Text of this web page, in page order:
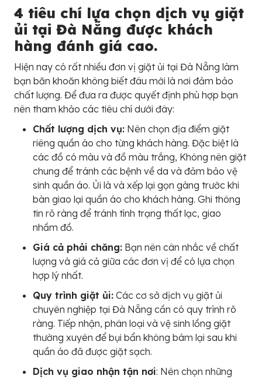
4 tiêu chí lựa chọn dịch vụ giặt
ủi tại Đà Nẵng được khách
hàng đánh giá cao.
Hiện nay có rất nhiều đơn vị giặt ủi tại Đà Nẵng làm
bạn băn khoăn không biết đâu mới là nơi đảm bảo
chất lượng. Để đưa ra được quyết định phù hợp bạn
nên tham khảo các tiêu chí dưới đây:
Chất lượng dịch vụ: Nên chọn địa điểm giặt
riêng quần áo cho từng khách hàng. Đặc biệt là
các đồ có màu và đồ màu trắng, Không nên giặt
chung để tránh các bệnh về da và đảm bảo vệ
sinh quần áo. Ủi là và xếp lại gọn gàng trước khi
bàn giao lại quần áo cho khách hàng. Ghi thông
tin rõ ràng để tránh tình trạng thất lạc, giao
nhầm đồ.
Giá cả phải chăng: Bạn nên cân nhắc về chất
lượng và giá cả giữa các đơn vị để có lựa chọn
hợp lý nhất.
Quy trình giặt ủi: Các cơ sở dịch vụ giặt ủi
chuyên nghiệp tại Đà Nẵng cần có quy trình rõ
ràng. Tiếp nhận, phân loại và vệ sinh lồng giặt
thường xuyên để bụi bẩn không bám lại sau khi
quần áo đã được giặt sạch.
Dịch vụ giao nhận tận nơi: Nên chọn những